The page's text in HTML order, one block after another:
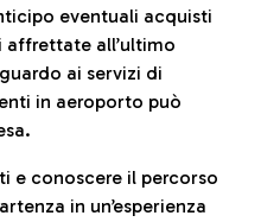
eventuali acquisti
affrettate all’ultimo
ai servizi di
in aeroporto può
e conoscere il percorso
in un’esperienza